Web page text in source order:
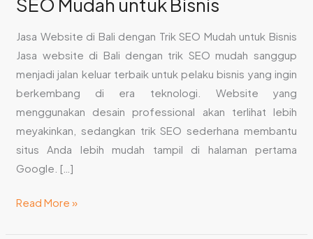
Jasa Website di Bali dengan Trik SEO Mudah untuk Bisnis
Jasa website di Bali dengan trik SEO mudah sanggup
menjadi jalan keluar terbaik untuk pelaku bisnis yang ingin
berkembang di era teknologi. Website yang
menggunakan desain professional akan terlihat lebih
meyakinkan, sedangkan trik SEO sederhana membantu
situs Anda lebih mudah tampil di halaman pertama
Google. […]
Read More »